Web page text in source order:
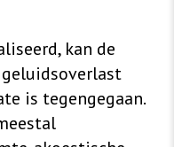
kan de
is tegengegaan.